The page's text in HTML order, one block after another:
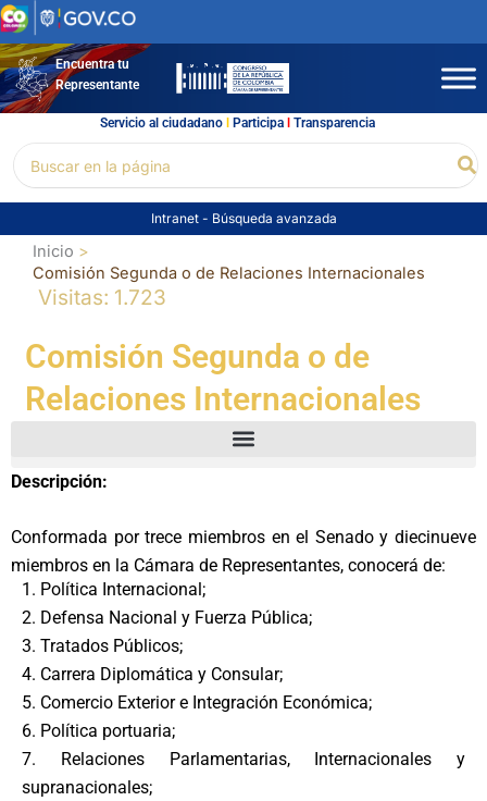
Ir
al
contenidoEncuentra tu
Representante
Servicio al ciudadano l Participal Transparencia
por:
Intranet - Búsqueda avanzada
Inicio
Comisión Segunda o de Relaciones Internacionales
Visitas: 1.723
Comisión Segunda o de
Relaciones Internacionales
Descripción:
Conformada por trece miembros en el Senado y diecinueve
miembros en la Cámara de Representantes, conocerá de:
1. Política Internacional;
2. Defensa Nacional y Fuerza Pública;
3. Tratados Públicos;
4. Carrera Diplomática y Consular;
5. Comercio Exterior e Integración Económica;
6. Política portuaria;
7. Relaciones Parlamentarias, Internacionales y
supranacionales;